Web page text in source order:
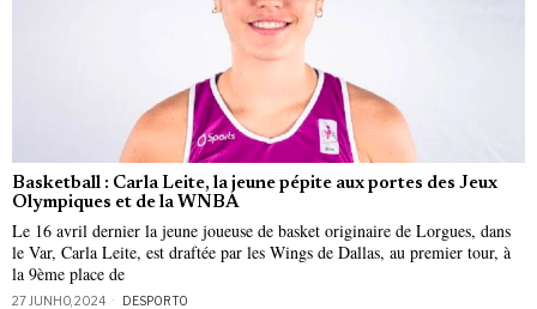
Basketball : Carla Leite, la jeune pépite aux portes des Jeux
Olympiques et de la WNBA
Le 16 avril dernier la jeune joueuse de basket originaire de Lorgues, dans
le Var, Carla Leite, est draftée par les Wings de Dallas, au premier tour, à
la 9ème place de
27 JUNHO, 2024 DESPORTO